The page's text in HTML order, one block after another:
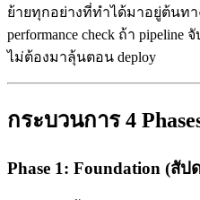
ย้ายทุกอย่างที่ทำได้มาอยู่ต้นทาง
performance check ถ้า pipeline
ไม่ต้องมาลุ้นตอน deploy
กระบวนการ 4
Phase 1: Foundation (สัป